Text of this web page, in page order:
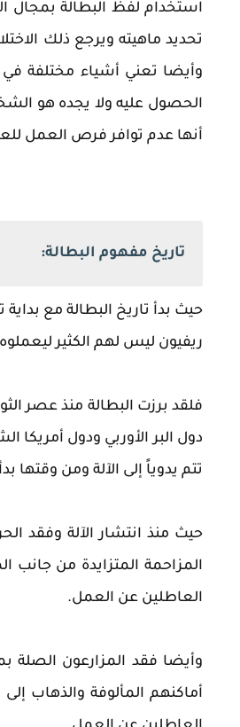
استخدام لفظ البطالة بمجال
تحديد ماهيته ويرجع ذلك
وأيضا تعني أشياء مختلفة
الحصول عليه ولا يجده هو
أنها عدم توافر فرص العمل
تاريخ مفهوم البطالة:
حيث بدأ تاريخ البطالة مع
ريفيون ليس لهم الكثير
فلقد برزت البطالة منذ عصر
دول البر الأوربي ودول أمريكا
تتم يدوياً إلى الآلة ومن
حيث منذ انتشار الآلة وفقد
المزاحمة المتزايدة من
العاطلين عن العمل.
وأيضا فقد المزارعون الصلة
أماكنهم المألوفة والذهاب